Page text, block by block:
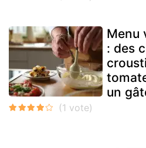
Menu
: des
un